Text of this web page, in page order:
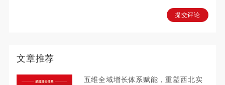
提交评论
文章推荐
五维全域增长体系赋能，重塑西北实